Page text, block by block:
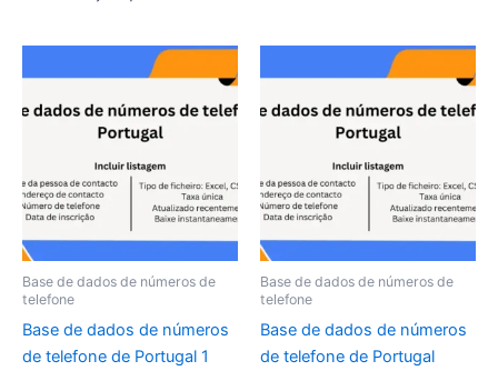
Base de dados de números de
telefone
Base de dados de números
de telefone de Portugal 1
Base de dados de números de
telefone
Base de dados de números
de telefone de Portugal